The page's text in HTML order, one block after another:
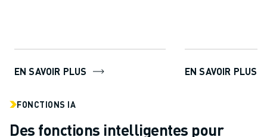
EN SAVOIR PLUS EN SAVOIR PLUS
FONCTIONS IA
Des fonctions intelligentes pour